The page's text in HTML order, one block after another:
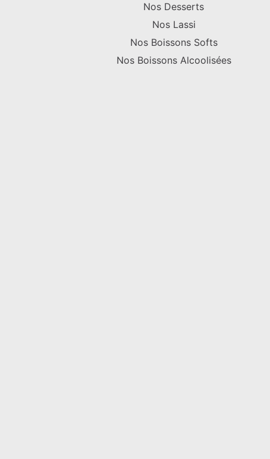
Nos Desserts
Nos Lassi
Nos Boissons Softs
Nos Boissons Alcoolisées